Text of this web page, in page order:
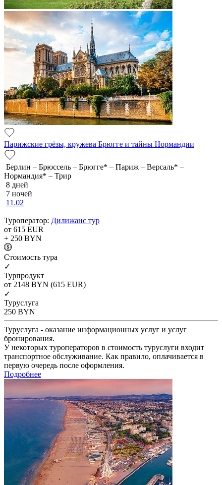
Парижские грёзы, кружева Брюгге и тайны Нормандии
Берлин – Брюссель – Брюгге* – Париж – Версаль* –
Нормандия* – Трир
8 дней
7 ночей
11.02
Туроператор: Дилижанс тур
от 615 EUR
+ 250 BYN
Cтоимость тура
✓
Турпродукт
от 2148 BYN (615 EUR)
✓
Туруслуга
250 BYN
Туруслуга - оказание информационных услуг и услуг
бронирования.
У некоторых туроператоров в стоимость туруслуги входит
транспортное обслуживание. Как правило, оплачивается в
первую очередь после оформления.
Подробнее